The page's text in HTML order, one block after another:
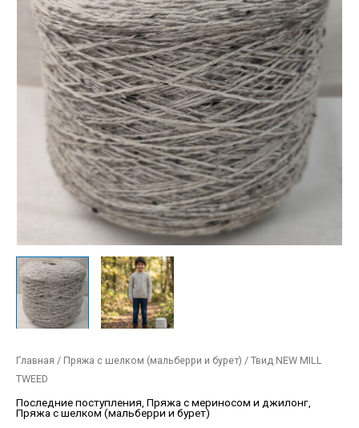
Главная / Пряжа с шелком (мальберри и бурет) / Твид NEW MILL
TWEED
Последние поступления, Пряжа с мериносом и джилонг,
Пряжа с шелком (мальберри и бурет)